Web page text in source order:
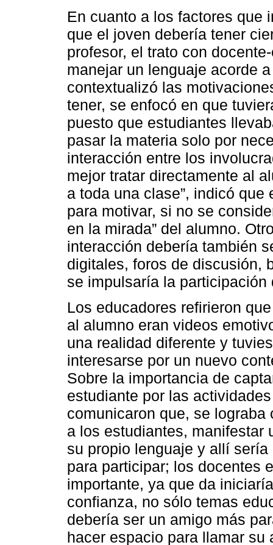
En cuanto a los factores que
que el joven debería tener
profesor, el trato con
manejar un lenguaje acorde
contextualizó las
tener, se enfocó en que
puesto que estudiantes
pasar la materia solo por
interacción entre los
mejor tratar directamente al
a toda una clase”, indicó
para motivar, si no se
en la mirada” del alumno.
interacción debería también
digitales, foros de discusión,
se impulsaría la participación
Los educadores refirieron
al alumno eran videos
una realidad diferente y
interesarse por un nuevo
Sobre la importancia de
estudiante por las
comunicaron que, se
a los estudiantes, manifestar
su propio lenguaje y allí
para participar; los docentes
importante, ya que da
confianza, no sólo temas
debería ser un amigo más
hacer espacio para llamar su